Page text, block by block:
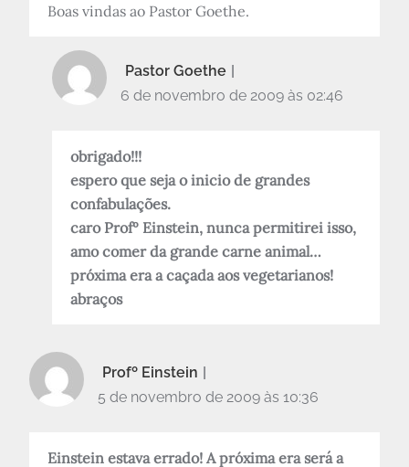
Boas vindas ao Pastor Goethe.
Pastor Goethe
6 de novembro de 2009 às 02:46
obrigado!!!
espero que seja o inicio de grandes
confabulações.
caro Profº Einstein, nunca permitirei isso,
amo comer da grande carne animal…
próxima era a caçada aos vegetarianos!
abraços
Profº Einstein
5 de novembro de 2009 às 10:36
Einstein estava errado! A próxima era será a